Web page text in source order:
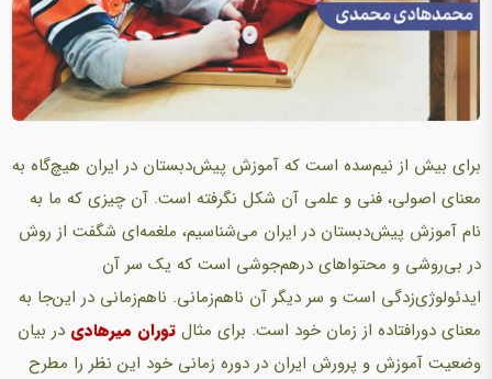
برای بیش از نیم‌سده است که آموزش پیش‌دبستان در ایران هیچ‌گاه به
معنای اصولی، فنی و علمی آن شکل نگرفته است. آن چیزی که ما به
نام آموزش پیش‌دبستان در ایران می‌شناسیم، ملغمه‌ای شگفت از روش
در بی‌روشی و محتواهای درهم‌جوشی است که یک سر آن
ایدئولوژی‌زدگی است و سر دیگر آن ناهم‌زمانی. ناهم‌زمانی در این‌جا به
معنای دورافتاده از زمان خود است. برای مثال توران میرهادی در بیان
وضعیت آموزش و پرورش ایران در دوره زمانی خود این نظر را مطرح